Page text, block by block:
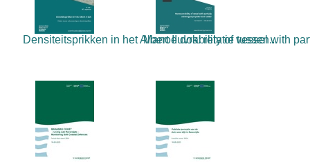
Densiteitsprikken in het Albert II dok: relatie tussen...
Manoeuvrability of vessel with